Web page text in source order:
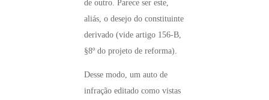
de outro. Parece ser este,
aliás, o desejo do constituinte
derivado (vide artigo 156-B,
§8º do projeto de reforma).
Desse modo, um auto de
infração editado como vistas